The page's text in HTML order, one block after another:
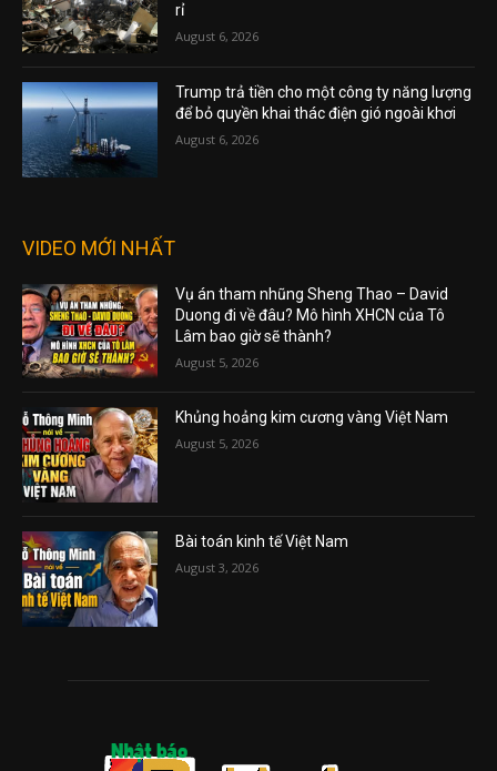
rỉ
August 6, 2026
Trump trả tiền cho một công ty năng lượng
để bỏ quyền khai thác điện gió ngoài khơi
August 6, 2026
VIDEO MỚI NHẤT
Vụ án tham nhũng Sheng Thao – David
Duong đi về đâu? Mô hình XHCN của Tô
Lâm bao giờ sẽ thành?
August 5, 2026
Khủng hoảng kim cương vàng Việt Nam
August 5, 2026
Bài toán kinh tế Việt Nam
August 3, 2026